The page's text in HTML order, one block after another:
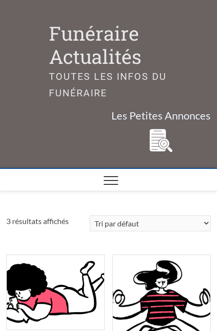
Funéraire
Actualités
TOUTES LES INFOS DU
FUNÉRAIRE
Les Petites Annonces
3 résultats affichés